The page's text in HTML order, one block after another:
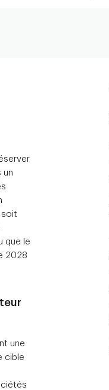
un
soit
que le
2028
une
cible